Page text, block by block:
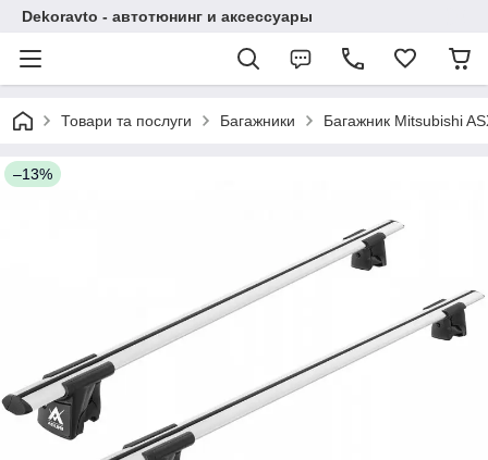
Dekoravto - автотюнинг и аксессуары
Товари та послуги Багажники Багажник Mitsubishi
–13%